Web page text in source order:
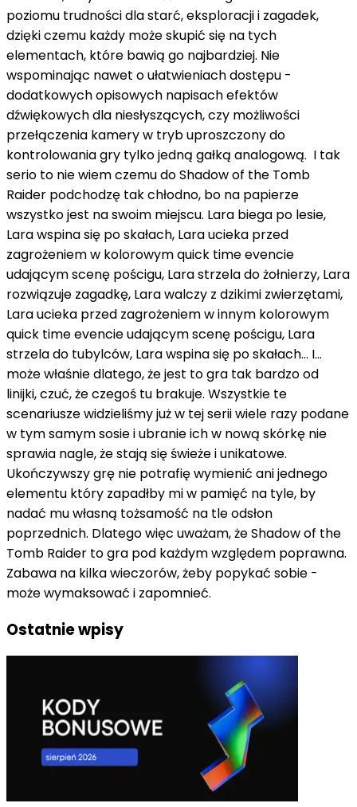
poziomu trudności dla starć, eksploracji i zagadek,
dzięki czemu każdy może skupić się na tych
elementach, które bawią go najbardziej. Nie
wspominając nawet o ułatwieniach dostępu -
dodatkowych opisowych napisach efektów
dźwiękowych dla niesłyszących, czy możliwości
przełączenia kamery w tryb uproszczony do
kontrolowania gry tylko jedną gałką analogową. I tak
serio to nie wiem czemu do Shadow of the Tomb
Raider podchodzę tak chłodno, bo na papierze
wszystko jest na swoim miejscu. Lara biega po lesie,
Lara wspina się po skałach, Lara ucieka przed
zagrożeniem w kolorowym quick time evencie
udającym scenę pościgu, Lara strzela do żołnierzy, Lara
rozwiązuje zagadkę, Lara walczy z dzikimi zwierzętami,
Lara ucieka przed zagrożeniem w innym kolorowym
quick time evencie udającym scenę pościgu, Lara
strzela do tubylców, Lara wspina się po skałach... I...
może właśnie dlatego, że jest to gra tak bardzo od
linijki, czuć, że czegoś tu brakuje. Wszystkie te
scenariusze widzieliśmy już w tej serii wiele razy podane
w tym samym sosie i ubranie ich w nową skórkę nie
sprawia nagle, że stają się świeże i unikatowe.
Ukończywszy grę nie potrafię wymienić ani jednego
elementu który zapadłby mi w pamięć na tyle, by
nadać mu własną tożsamość na tle odsłon
poprzednich. Dlatego więc uważam, że Shadow of the
Tomb Raider to gra pod każdym względem poprawna.
Zabawa na kilka wieczorów, żeby popykać sobie -
może wymaksować i zapomnieć.
Ostatnie wpisy